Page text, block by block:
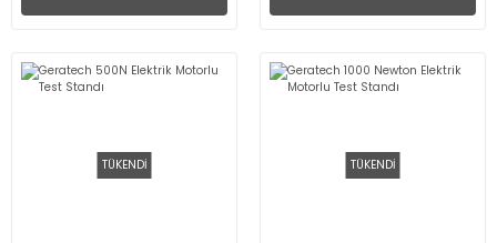
TÜKENDİ TÜKENDİ